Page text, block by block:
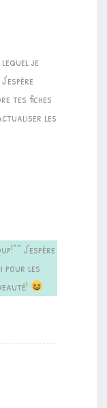
lequel je
tes fiches
les
J’espère
pour les